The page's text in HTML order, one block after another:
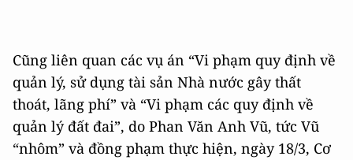
Cũng liên quan các vụ án “Vi phạm quy định về
quản lý, sử dụng tài sản Nhà nước gây thất
thoát, lãng phí” và “Vi phạm các quy định về
quản lý đất đai”, do Phan Văn Anh Vũ, tức Vũ
“nhôm” và đồng phạm thực hiện, ngày 18/3, Cơ